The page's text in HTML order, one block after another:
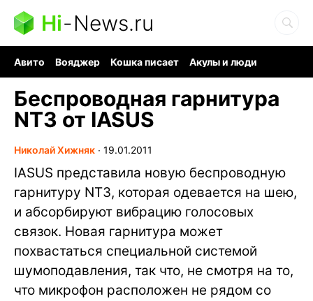
Hi-News.ru
Авито Вояджер Кошка писает
Акулы и люди
Беспроводная гарнитура
NT3 от IASUS
Николай Хижняк ∙ 19.01.2011
IASUS представила новую беспроводную
гарнитуру NT3, которая одевается на шею,
и абсорбируют вибрацию голосовых
связок. Новая гарнитура может
похвастаться специальной системой
шумоподавления, так что, не смотря на то,
что микрофон расположен не рядом со